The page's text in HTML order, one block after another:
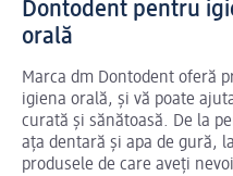
Dontodent pentru
orală
Marca dm Dontodent oferă
igiena orală, și vă poate
curată și sănătoasă. De la
ața dentară și apa de gură,
produsele de care aveți